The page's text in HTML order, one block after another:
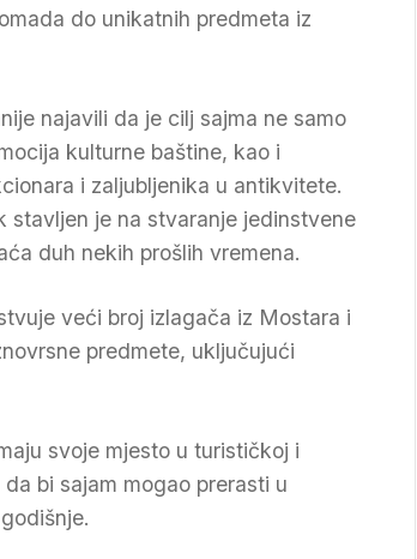
do unikatnih predmeta iz
najavili da je cilj sajma ne samo
kulturne baštine, kao i
i zaljubljenika u antikvitete.
stavljen je na stvaranje jedinstvene
duh nekih prošlih vremena.
veći broj izlagača iz Mostara i
predmete, uključujući
svoje mjesto u turističkoj i
bi sajam mogao prerasti u